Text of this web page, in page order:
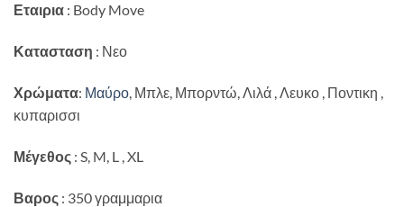
Εταιρια : Body Move
Κατασταση : Νεο
Χρώματα: Μαύρο, Μπλε, Μπορντώ, Λιλά , Λευκο , Ποντικη ,
κυπαρισσι
Μέγεθος : S, M, L , XL
Βαρος : 350 γραμμαρια